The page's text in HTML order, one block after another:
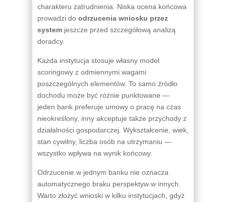
charakteru zatrudnienia. Niska ocena końcowa
prowadzi do odrzucenia wniosku przez
system jeszcze przed szczegółową analizą
doradcy.
Każda instytucja stosuje własny model
scoringowy z odmiennymi wagami
poszczególnych elementów. To samo źródło
dochodu może być różnie punktowane —
jeden bank preferuje umowy o pracę na czas
nieokreślony, inny akceptuje także przychody z
działalności gospodarczej. Wykształcenie, wiek,
stan cywilny, liczba osób na utrzymaniu —
wszystko wpływa na wynik końcowy.
Odrzucenie w jednym banku nie oznacza
automatycznego braku perspektyw w innych.
Warto złożyć wnioski w kilku instytucjach, gdyż